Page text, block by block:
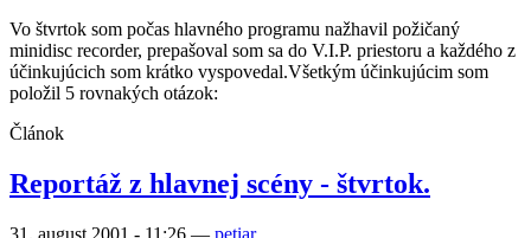
Vo štvrtok som počas hlavného programu nažhavil požičaný
minidisc recorder, prepašoval som sa do V.I.P. priestoru a každého z
účinkujúcich som krátko vyspovedal.Všetkým účinkujúcim som
položil 5 rovnakých otázok:
Článok
Reportáž z hlavnej scény - štvrtok.
31. august 2001 - 11:26 — petiar